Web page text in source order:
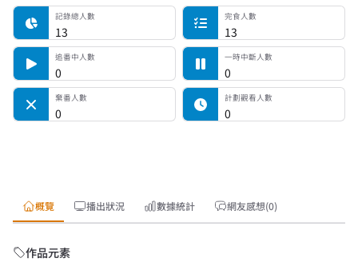
記錄總人數
13
完食人數
13
追番中人數
0
一時中斷人數
0
棄番人數
0
計劃觀看人數
0
概覽 播出狀況 數據統計 網友感想(0)
作品元素